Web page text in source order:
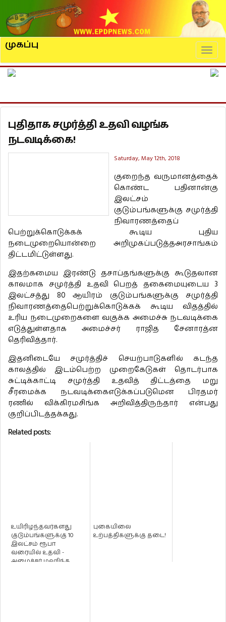
முகப்பு
புதிதாக சமுர்த்தி உதவி வழங்க
நடவடிக்கை!
Saturday, May 12th, 2018
குறைந்த வருமானத்தைக்
கொண்ட பதினான்கு
இலட்சம்
குடும்பங்களுக்கு சமுர்த்தி
நிவாரணத்தைப்
பெற்றுக்கொடுக்கக் கூடிய புதிய
நடைமுறையொன்றை அறிமுகப்படுத்தஅரசாங்கம்
திட்டமிட்டுள்ளது.
இதற்கமைய இரண்டு தசாப்தங்களுக்கு கூடுதலான
காலமாக சமுர்த்தி உதவி பெறத் தகைமையுடைய 3
இலட்சத்து 80 ஆயிரம் குடும்பங்களுக்கு சமுர்த்தி
நிவாரணத்தைபெற்றுக்கொடுக்கக் கூடிய விதத்தில்
உரிய நடைமுறைகளை வகுக்க அமைச்சு நடவடிக்கை
எடுத்துள்ளதாக அமைச்சர் ராஜித சேனாரத்ன
தெரிவித்தார்.
இதனிடையே சமுர்த்திச் செயற்பாடுகளில் கடந்த
காலத்தில் இடம்பெற்ற முறைகேடுகள் தொடர்பாக
சுட்டிக்காட்டி சமுர்த்தி உதவித் திட்டத்தை மறு
சீரமைக்க நடவடிக்கைஎடுக்கப்படுமென பிரதமர்
ரணில் விக்கிரமசிங்க அறிவித்திருந்தார் என்பது
குறிப்பிடத்தக்கது.
Related posts:
உயிரிழந்தவர்களது
குடும்பங்களுக்கு 10
இலட்சம் ரூபா
வரையில் உதவி -
அமைச்சர் மஹிந்த
புகையிலை
உற்பத்திகளுக்கு தடை!